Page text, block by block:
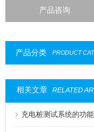
产品咨询
产品分类 PRODUCT
相关文章 RELATED
充电桩测试系统的功